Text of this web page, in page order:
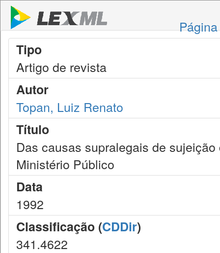
Tipo
Artigo de revista
Autor
Topan, Luiz Renato
Título
Das causas supralegais de
Ministério Público
Data
1992
Classificação (CDDir)
341.4622